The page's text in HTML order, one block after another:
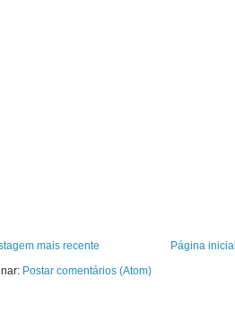
mais recente
Página inicial
Postar comentários (Atom)